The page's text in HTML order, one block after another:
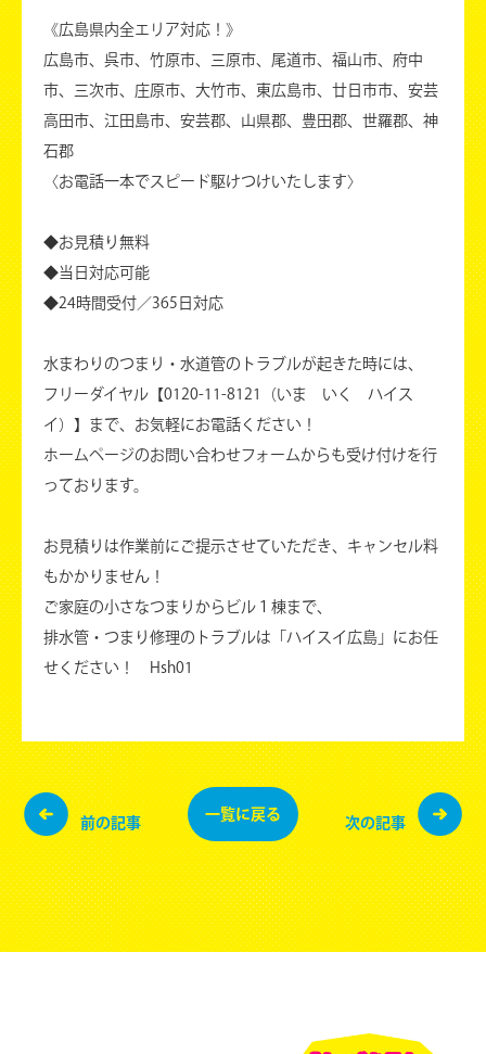
《広島県内全エリア対応！》
広島市、呉市、竹原市、三原市、尾道市、福山市、府中
市、三次市、庄原市、大竹市、東広島市、廿日市市、安芸
高田市、江田島市、安芸郡、山県郡、豊田郡、世羅郡、神
石郡
〈お電話一本でスピード駆けつけいたします〉
◆お見積り無料
◆当日対応可能
◆24時間受付／365日対応
水まわりのつまり・水道管のトラブルが起きた時には、
フリーダイヤル【0120-11-8121（いま いく ハイス
イ）】まで、お気軽にお電話ください！
ホームページのお問い合わせフォームからも受け付けを行
っております。
お見積りは作業前にご提示させていただき、キャンセル料
もかかりません！
ご家庭の小さなつまりからビル１棟まで、
排水管・つまり修理のトラブルは「ハイスイ広島」にお任
せください！ Hsh01
前の記事
一覧に戻る
次の記事